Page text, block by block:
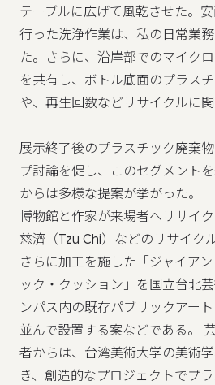
テーブルに広げて風乾させた。
行った洗浄作業は、私の日常業
た。さらに、沿岸部でのマイク
を共有し、ボトル底面のプラス
や、再生回数などリサイクルに関
展示終了後のプラスチック廃棄
プ討論を促し、このセグメント
からは多様な提案が挙がった。
博物館と作家が来場者へリサイ
慈濟（Tzu Chi）などのリサイク
さらに加工を施した「ジャイア
ック・クッション」を国立台北
ンパス内の既存パブリックアー
並んで設置する案などである。
者からは、台湾美術大学の美術
き、創造的なプロジェクトでプ